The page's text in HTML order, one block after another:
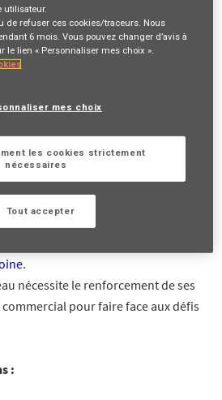
et proposer des solutions
?
Inspecteur Commercial dans un
composé 1600 Agents généraux
la France. Fort d’une méthode
sociale et patrimoniale,
éthiquereconnues, nos Agents
haut de gamme (dirigeants, chefs
.
nécessite le renforcement de ses
pour faire face aux défis
:
utilisateur.
de refuser ces cookies/traceurs. Nous
6 mois. Vous pouvez changer d’avis à
le lien « Personnaliser mes choix ».
mes choix
les cookies strictement
nécessaires
Tout accepter